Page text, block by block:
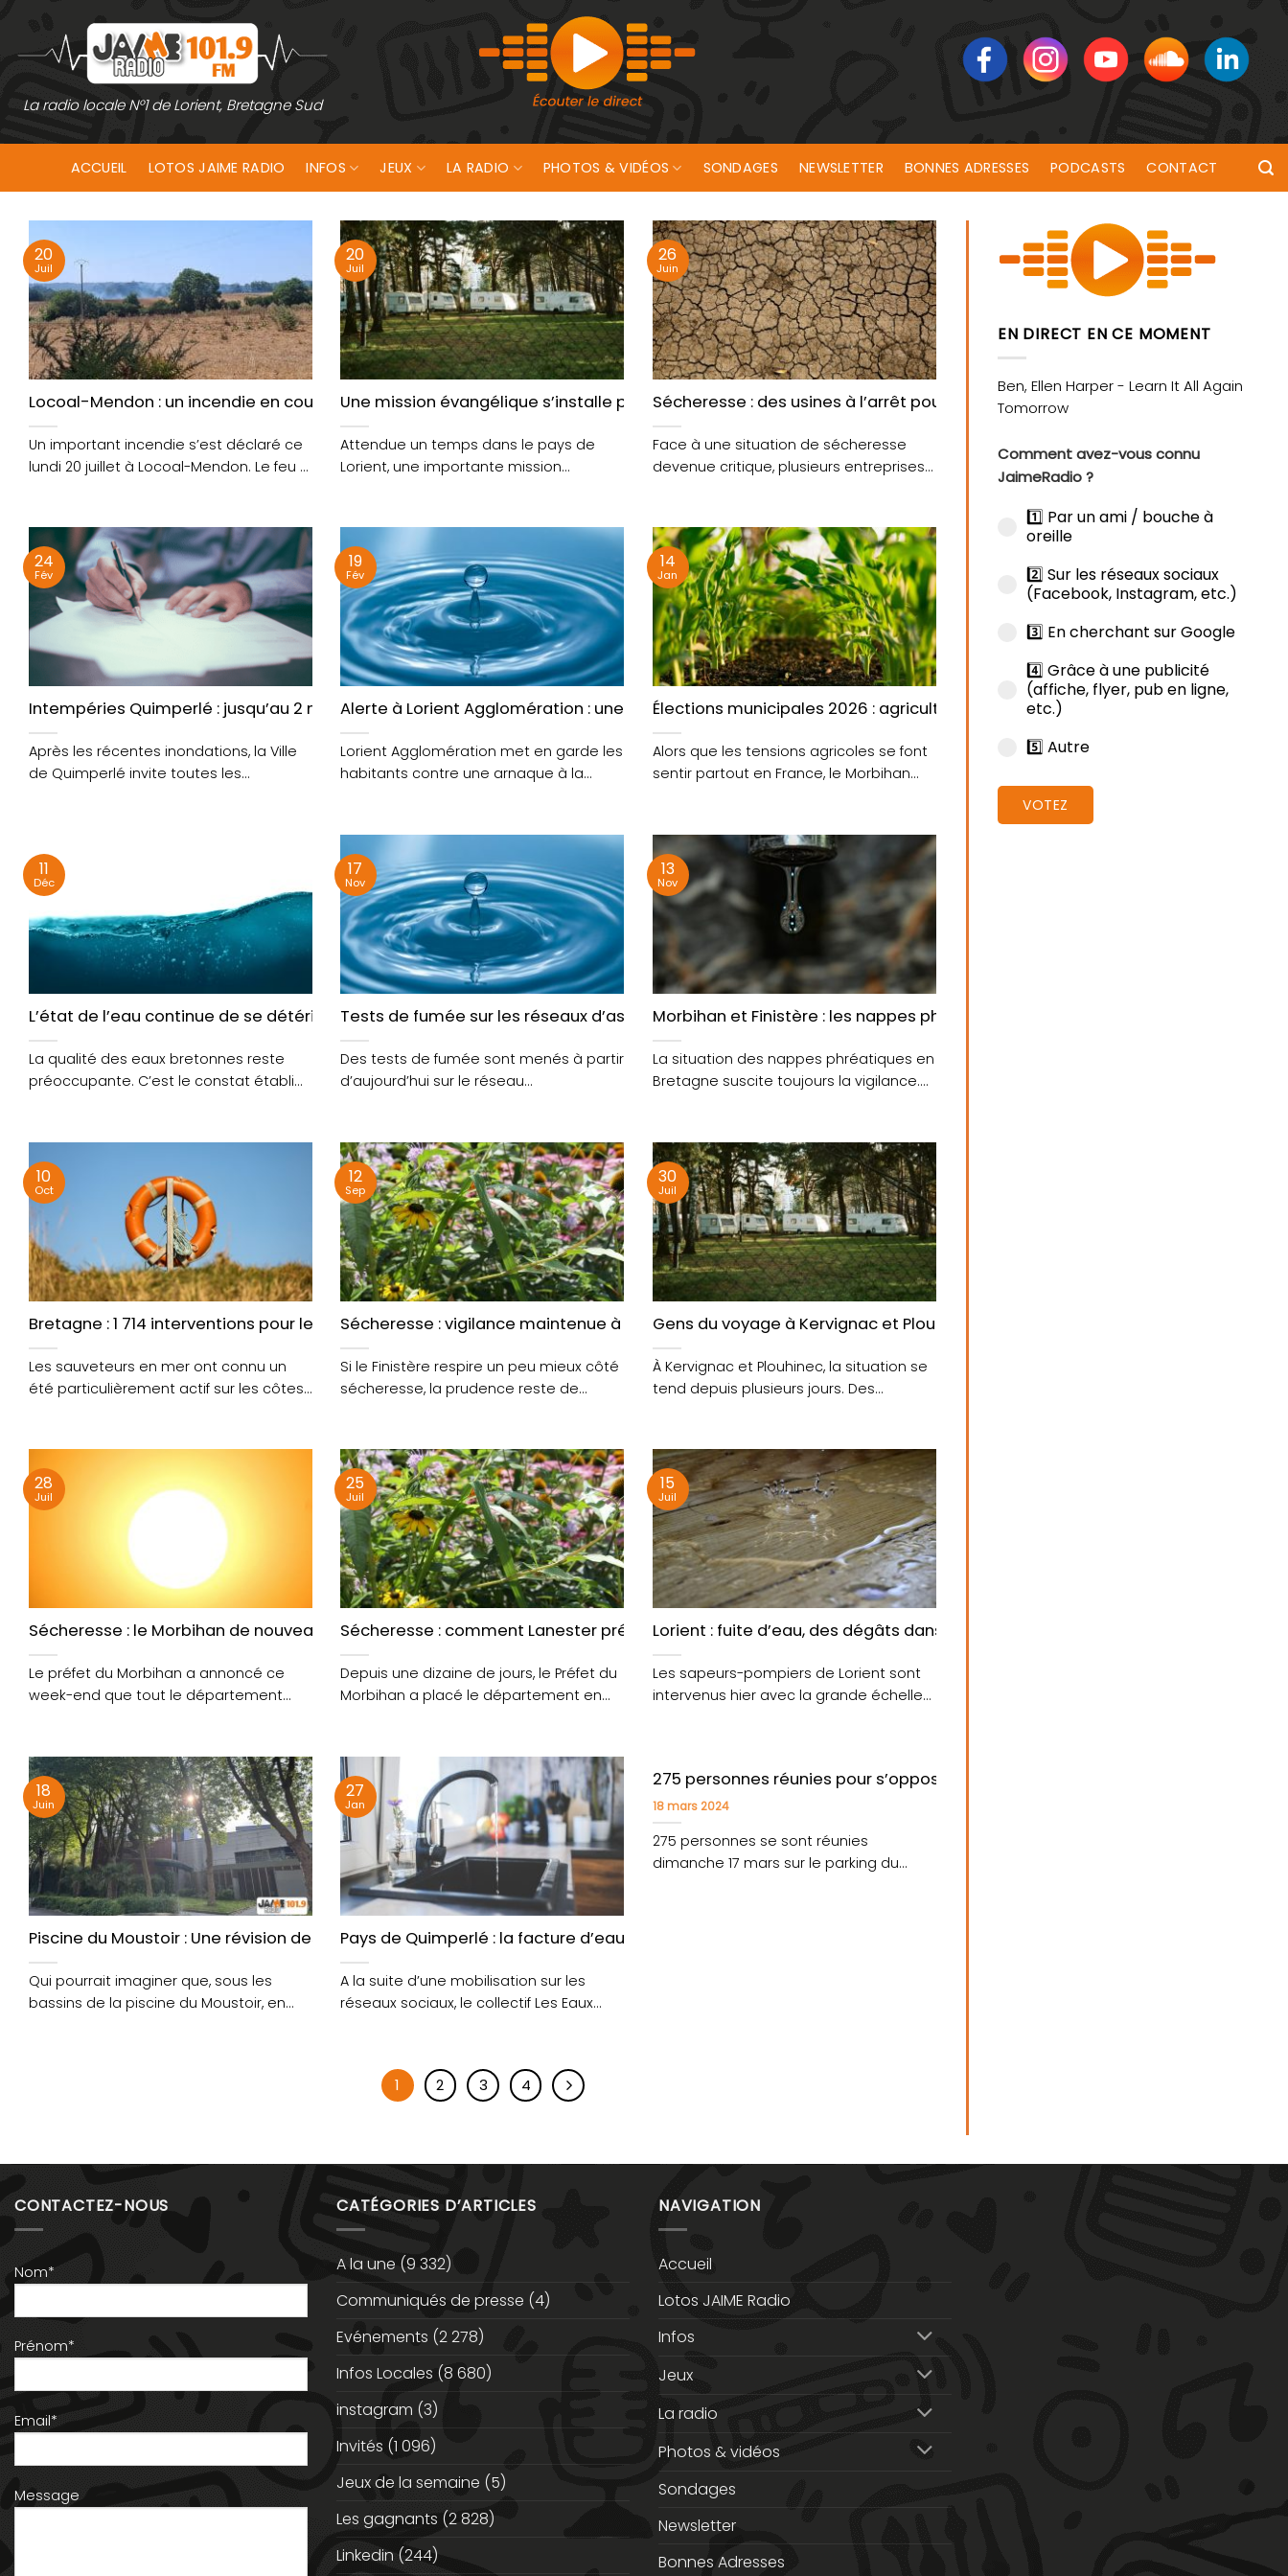
contenu
La radio locale N°1 de Lorient, Bretagne Sud
ACCUEIL LOTOS JAIME RADIO INFOS JEUX LA RADIO PHOTOS & VIDÉOS SONDAGES NEWSLETTER BONNES ADRESSES PODCASTS CONTACT
Locoal-Mendon : un incendie en cours, déjà quatre hectares détruits
Un important incendie s’est déclaré ce
lundi 20 juillet à Locoal-Mendon. Le feu a
20
Juil
Une mission évangélique s’installe près de Douarnenez
Attendue un temps dans le pays de
Lorient, une importante mission
20
Juil
Sécheresse : des usines à l’arrêt pour préserver l’eau
Face à une situation de sécheresse
devenue critique, plusieurs entreprises
26
Juin
Intempéries Quimperlé : jusqu’au 2 mars pour déclarer son sinistre
Après les récentes inondations, la Ville
de Quimperlé invite toutes les
24
Fév
Alerte à Lorient Agglomération : une arnaque à la facture d’eau en cours
Lorient Agglomération met en garde les
habitants contre une arnaque à la
19
Fév
Élections municipales 2026 : agriculture et enjeux ruraux dans le Morbihan
Alors que les tensions agricoles se font
sentir partout en France, le Morbihan
14
Jan
L’état de l’eau continue de se détériorer, selon l’agence Loire-Bretagne
La qualité des eaux bretonnes reste
préoccupante. C’est le constat établi
11
Déc
Tests de fumée sur les réseaux d’assainissement à Lanester jusqu’au 5 décembre
Des tests de fumée sont menés à partir
d’aujourd’hui sur le réseau
17
Nov
Morbihan et Finistère : les nappes phréatiques peinent encore à se recharger
La situation des nappes phréatiques en
Bretagne suscite toujours la vigilance.
13
Nov
Bretagne : 1 714 interventions pour les sauveteurs en mer cet été
Les sauveteurs en mer ont connu un
été particulièrement actif sur les côtes
10
Oct
Sécheresse : vigilance maintenue à Quimperlé
Si le Finistère respire un peu mieux côté
sécheresse, la prudence reste de
12
Sep
Gens du voyage à Kervignac et Plouhinec : un accueil indigne ?
À Kervignac et Plouhinec, la situation se
tend depuis plusieurs jours. Des
30
Juil
Sécheresse : le Morbihan de nouveau placé en alerte
Le préfet du Morbihan a annoncé ce
week-end que tout le département
28
Juil
Sécheresse : comment Lanester préserve ses espaces verts ?
Depuis une dizaine de jours, le Préfet du
Morbihan a placé le département en
25
Juil
Lorient : fuite d’eau, des dégâts dans un immeuble
Les sapeurs-pompiers de Lorient sont
intervenus hier avec la grande échelle
15
Juil
Piscine du Moustoir : Une révision des 20 ans du « moteur » technique de la piscine.
Qui pourrait imaginer que, sous les
bassins de la piscine du Moustoir, en
18
Juin
Pays de Quimperlé : la facture d’eau qui ne passe pas
A la suite d’une mobilisation sur les
réseaux sociaux, le collectif Les Eaux
27
Jan
275 personnes réunies pour s’opposer au projet de thalassothérapie de
18 mars 2024
275 personnes se sont réunies
dimanche 17 mars sur le parking du
1 2 3 4
EN DIRECT EN CE MOMENT
Comment avez-vous connu
JaimeRadio ?
1️⃣ Par un ami / bouche à
oreille
2️⃣ Sur les réseaux sociaux
(Facebook, Instagram, etc.)
3️⃣ En cherchant sur Google
4️⃣ Grâce à une publicité
(affiche, flyer, pub en ligne,
etc.)
5️⃣ Autre
VOTEZ
CONTACTEZ-NOUS
Nom*
Prénom*
Email*
Message
CATÉGORIES D’ARTICLES
A la une (9 332)
Communiqués de presse (4)
Evénements (2 278)
Infos Locales (8 680)
instagram (3)
Invités (1 096)
Jeux de la semaine (5)
Les gagnants (2 828)
Linkedin (244)
NAVIGATION
Accueil
Lotos JAIME Radio
Infos
Jeux
La radio
Photos & vidéos
Sondages
Newsletter
Bonnes Adresses